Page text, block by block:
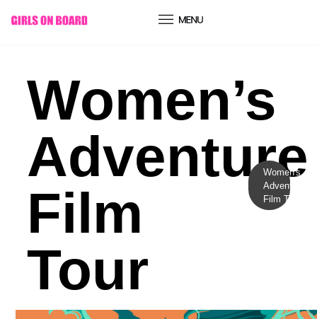
conteúdo
Women’s
Adventure
Film
Tour
Women's
Adventure
Film Tour